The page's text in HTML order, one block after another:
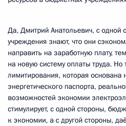
Да, Дмитрий Анатольевич, с одной
учреждения знают, что они
направить на заработную плату,
на новую систему оплаты труда. Но
лимитирования, которая основана
энергетического паспорта,
возможностей экономии
стимулирует, с одной стороны,
к экономии, а с другой стороны,